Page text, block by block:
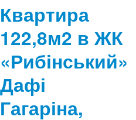
Квартира
122,8м2 в ЖК
«Рибінський»
Дафі
Гагаріна,